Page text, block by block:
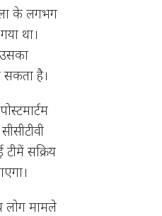
के लगभग
था।
सकता है।
सक्रिय
लोग मामले